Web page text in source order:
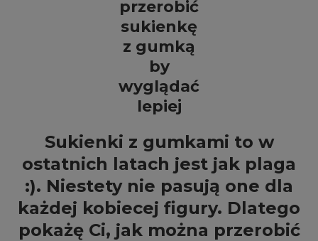
Sukienki z gumkami to w
ostatnich latach jest jak plaga
:). Niestety nie pasują one dla
każdej kobiecej figury. Dlatego
pokażę Ci, jak można przerobić